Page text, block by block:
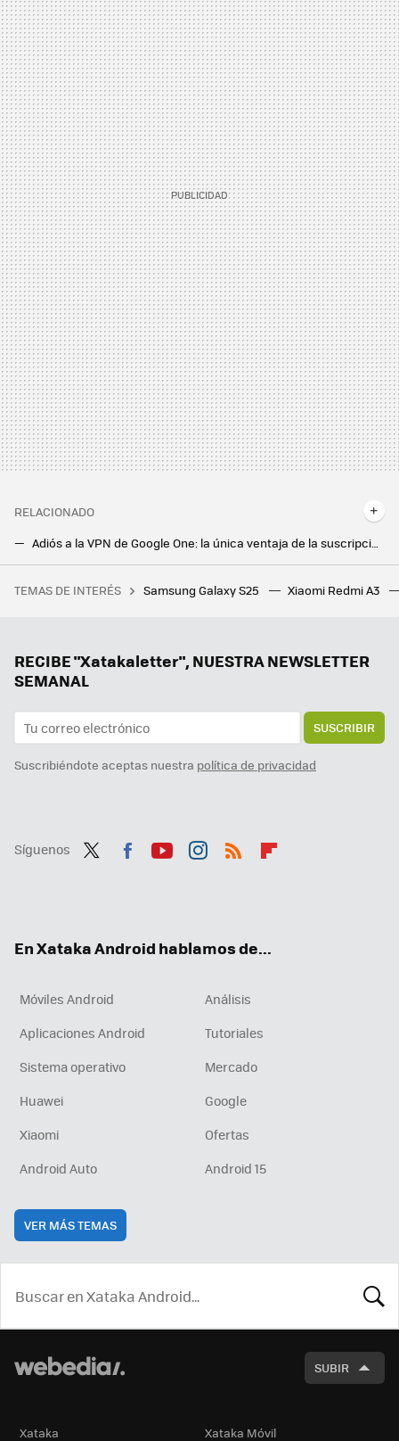
RELACIONADO
Adiós a la VPN de Google One: la única ventaja de la suscripción de Google es el almacenamiento extra y nada más
Cómo usar un VPN en tu Android TV, qué debes tener en cuenta y los mejores VPN que puedes descargar
En Veracruz crearon el juego con uno de los pixel art más bellos hechos en México: su dificultad recuerda a la vieja escuela, y lo encuentras en Steam
TEMAS DE INTERÉS Samsung Galaxy S25 Xiaomi Redmi A3
RECIBE "Xatakaletter", NUESTRA NEWSLETTER
SEMANAL
SUSCRIBIR
Suscribiéndote aceptas nuestra política de privacidad
Síguenos
En Xataka Android hablamos de...
Móviles Android
Análisis
Aplicaciones Android
Tutoriales
Sistema operativo
Mercado
Huawei
Google
Xiaomi
Ofertas
Android Auto
Android 15
VER MÁS TEMAS
SUBIR
Xataka Xataka Móvil